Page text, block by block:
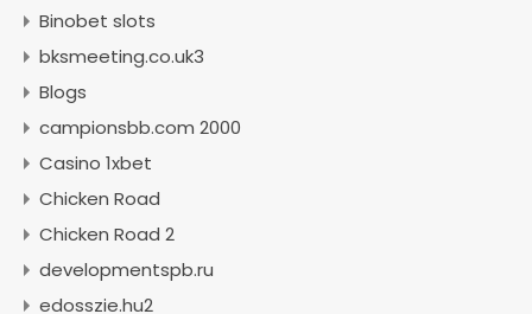
Binobet slots
bksmeeting.co.uk3
Blogs
campionsbb.com 2000
Casino 1xbet
Chicken Road
Chicken Road 2
developmentspb.ru
edosszie.hu2